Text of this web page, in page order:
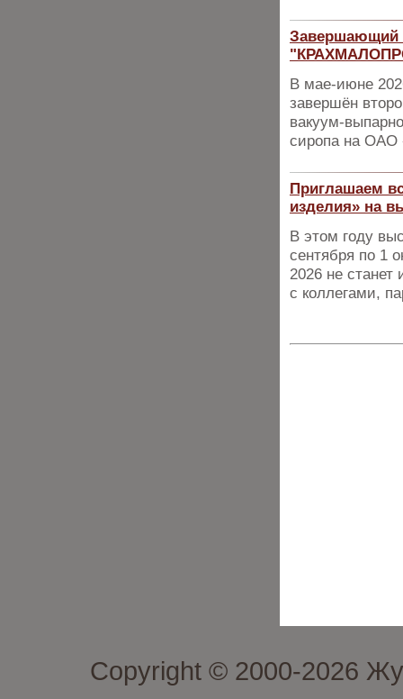
Завершающий
В мае-июне
завершён
вакуум-
сиропа на
Приглашаем
изделия» на
В этом году
сентября по 1
2026 не
с коллегами,
Copyright © 2000-2026